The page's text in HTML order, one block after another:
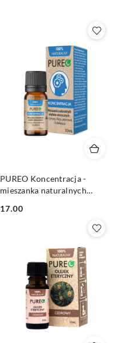
PUREO Koncentracja -
mieszanka naturalnych
Cena:
17.00